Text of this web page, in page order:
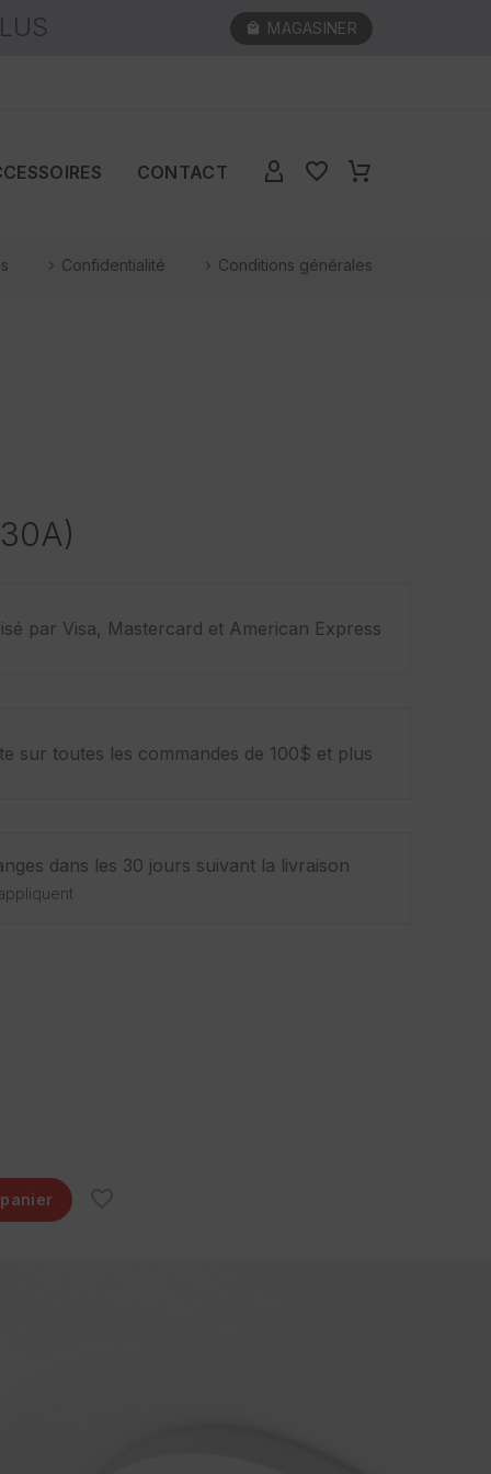
MAGASINER
CONTACT
Confidentialité Conditions générales
par Visa, Mastercard et American Express
sur toutes les commandes de 100$ et plus
dans les 30 jours suivant la livraison